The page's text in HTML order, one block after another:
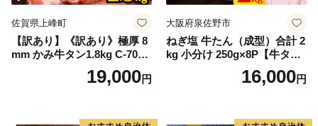
佐賀県上峰町
【訳あり】《訳あり》極厚 8
mm かみ牛タン1.8kg C-709-
19,000円
大阪府泉佐野市
ねぎ塩 牛たん（成型）合計 2
kg 小分け 250g×8P【牛タン
牛肉 焼肉用 薄切り 訳あり サ
16,000円